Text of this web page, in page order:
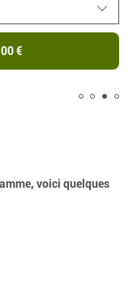
€
ou en points
voici quelques